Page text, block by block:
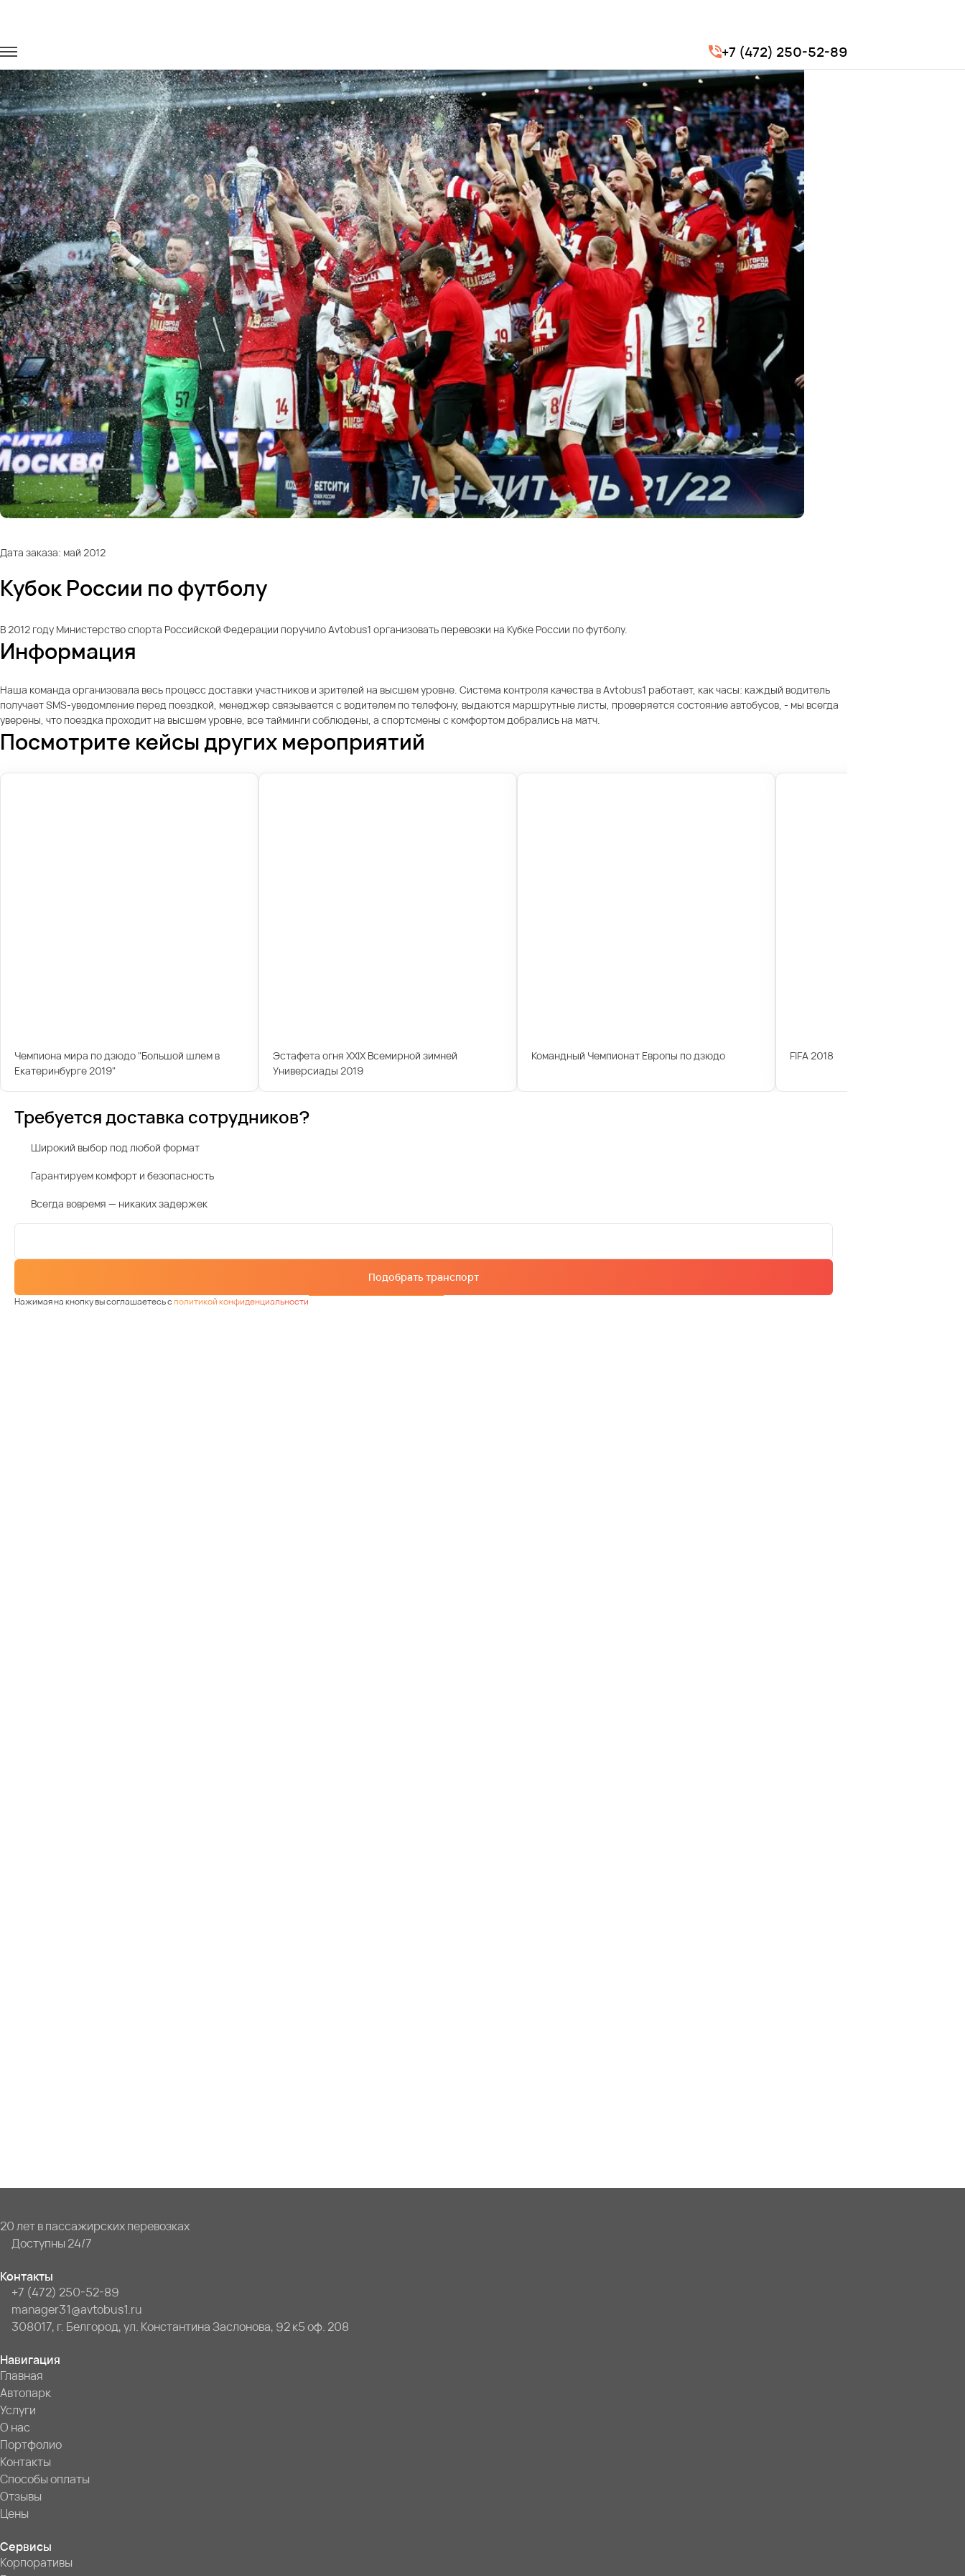
+7 (472) 250-52-89
Дата заказа: май 2012
Кубок России по футболу
В 2012 году Министерство спорта Российской Федерации поручило Avtobus1 организовать перевозки на Кубке России по футболу.
Информация
Наша команда организовала весь процесс доставки участников и зрителей на высшем уровне. Система контроля качества в Avtobus1 работает, как часы: каждый водитель
получает SMS-уведомление перед поездкой, менеджер связывается с водителем по телефону, выдаются маршрутные листы, проверяется состояние автобусов, - мы всегда
уверены, что поездка проходит на высшем уровне, все тайминги соблюдены, а спортсмены с комфортом добрались на матч.
Посмотрите кейсы других мероприятий
Чемпиона мира по дзюдо "Большой шлем в
Екатеринбурге 2019"
Эстафета огня XXIX Всемирной зимней
Универсиады 2019
Командный Чемпионат Европы по дзюдо FIFA 2018
Требуется доставка сотрудников?
Широкий выбор под любой формат
Гарантируем комфорт и безопасность
Всегда вовремя — никаких задержек
Подобрать транспорт
Нажимая на кнопку вы соглашаетесь сполитикой конфиденциальности
20 лет в пассажирских перевозках
Доступны 24/7
Контакты
+7 (472) 250-52-89
manager31@avtobus1.ru
308017, г. Белгород, ул. Константина Заслонова, 92 к5 оф. 208
Навигация
Главная
Автопарк
Услуги
О нас
Портфолио
Контакты
Способы оплаты
Отзывы
Цены
Сервисы
Корпоративы